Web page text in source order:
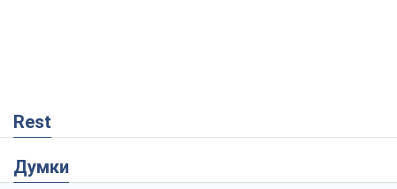
Rest
Думки